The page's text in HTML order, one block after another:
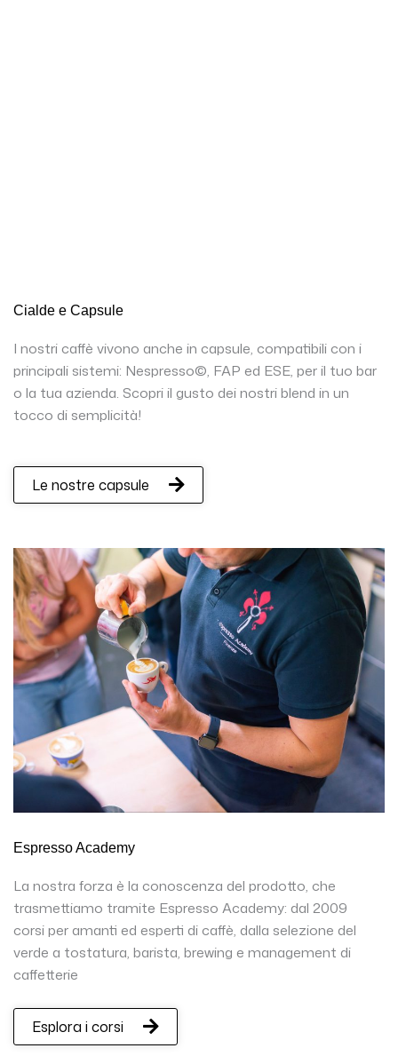
Cialde e Capsule
I nostri caffè vivono anche in capsule, compatibili con i
principali sistemi: Nespresso©, FAP ed ESE, per il tuo bar
o la tua azienda. Scopri il gusto dei nostri blend in un
tocco di semplicità!
Le nostre capsule
Espresso Academy
La nostra forza è la conoscenza del prodotto, che
trasmettiamo tramite Espresso Academy: dal 2009
corsi per amanti ed esperti di caffè, dalla selezione del
verde a tostatura, barista, brewing e management di
caffetterie
Esplora i corsi